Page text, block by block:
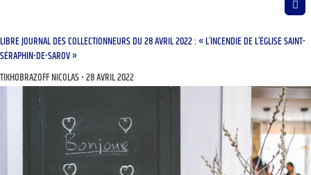
LIBRE JOURNAL DES COLLECTIONNEURS DU 28 AVRIL 2022 : « L’INCENDIE DE L’ÉGLISE SAINT-
SÉRAPHIN-DE-SAROV »
TIKHOBRAZOFF NICOLAS 28 AVRIL 2022